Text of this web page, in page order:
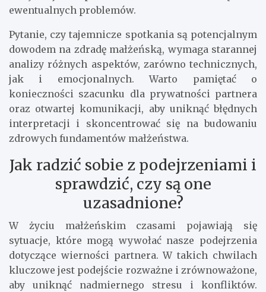
ewentualnych problemów.
Pytanie, czy tajemnicze spotkania są potencjalnym
dowodem na zdradę małżeńską, wymaga starannej
analizy różnych aspektów, zarówno technicznych,
jak i emocjonalnych. Warto pamiętać o
konieczności szacunku dla prywatności partnera
oraz otwartej komunikacji, aby uniknąć błędnych
interpretacji i skoncentrować się na budowaniu
zdrowych fundamentów małżeństwa.
Jak radzić sobie z podejrzeniami i
sprawdzić, czy są one
uzasadnione?
W życiu małżeńskim czasami pojawiają się
sytuacje, które mogą wywołać nasze podejrzenia
dotyczące wierności partnera. W takich chwilach
kluczowe jest podejście rozważne i zrównoważone,
aby uniknąć nadmiernego stresu i konfliktów.